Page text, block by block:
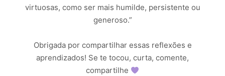
virtuosas, como ser mais humilde, persistente ou
generoso.”
Obrigada por compartilhar essas reflexões e
aprendizados! Se te tocou, curta, comente,
compartilhe